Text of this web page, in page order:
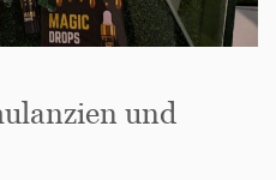
und